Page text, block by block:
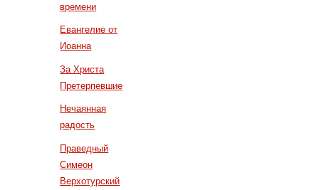
времени
Евангелие от
Иоанна
За Христа
Претерпевшие
Нечаянная
радость
Праведный
Симеон
Верхотурский